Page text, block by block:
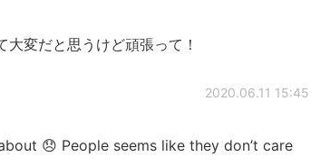
変だと思うけど頑張って！
2020.06.11 15:45
😞 People seems like they don’t care